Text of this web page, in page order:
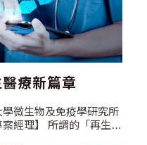
療新篇章
學微生物及免疫學研究所
的「再生醫